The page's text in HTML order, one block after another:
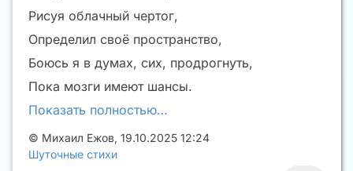
Рисуя облачный чертог,
Определил своё пространство,
Боюсь я в думах, сих, продрогнуть,
Пока мозги имеют шансы.
Показать полностью…
© Михаил Ежов, 19.10.2025 12:24
Шуточные стихи